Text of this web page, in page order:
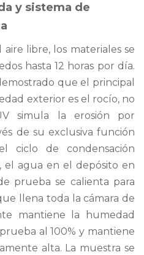
y sistema de
libre, los materiales se
hasta 12 horas por día.
que el principal
exterior es el rocío, no
simula la erosión por
de su exclusiva función
ciclo de condensación
agua en el depósito en
prueba se calienta para
llena toda la cámara de
mantiene la humedad
al 100% y mantiene
alta. La muestra se